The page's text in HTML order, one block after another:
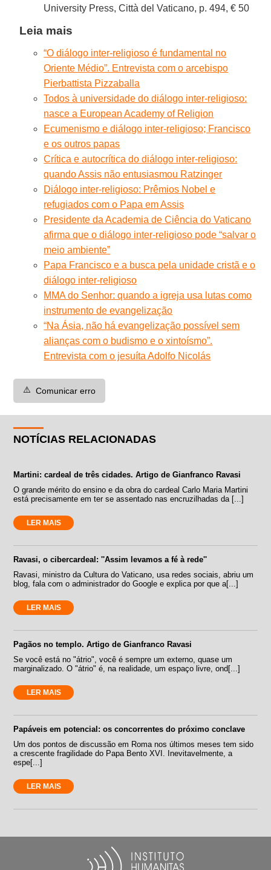
University Press, Città del Vaticano, p. 494, € 50
Leia mais
“O diálogo inter-religioso é fundamental no
Oriente Médio”. Entrevista com o arcebispo
Pierbattista Pizzaballa
Todos à universidade do diálogo inter-religioso:
nasce a European Academy of Religion
Ecumenismo e diálogo inter-religioso; Francisco
e os outros papas
Crítica e autocrítica do diálogo inter-religioso:
quando Assis não entusiasmou Ratzinger
Diálogo inter-religioso: Prêmios Nobel e
refugiados com o Papa em Assis
Presidente da Academia de Ciência do Vaticano
afirma que o diálogo inter-religioso pode “salvar o
meio ambiente”
Papa Francisco e a busca pela unidade cristã e o
diálogo inter-religioso
MMA do Senhor: quando a igreja usa lutas como
instrumento de evangelização
“Na Ásia, não há evangelização possível sem
alianças com o budismo e o xintoísmo”.
Entrevista com o jesuíta Adolfo Nicolás
⚠️ Comunicar erro
NOTÍCIAS RELACIONADAS
Martini: cardeal de três cidades. Artigo de Gianfranco Ravasi
O grande mérito do ensino e da obra do cardeal Carlo Maria Martini
está precisamente em ter se assentado nas encruzilhadas da [...]
LER MAIS
Ravasi, o cibercardeal: ''Assim levamos a fé à rede''
Ravasi, ministro da Cultura do Vaticano, usa redes sociais, abriu um
blog, fala com o administrador do Google e explica por que a[...]
LER MAIS
Pagãos no templo. Artigo de Gianfranco Ravasi
Se você está no "átrio", você é sempre um externo, quase um
marginalizado. O "átrio" é, na realidade, um espaço livre, ond[...]
LER MAIS
Papáveis em potencial: os concorrentes do próximo conclave
Um dos pontos de discussão em Roma nos últimos meses tem sido
a crescente fragilidade do Papa Bento XVI. Inevitavelmente, a
espe[...]
LER MAIS